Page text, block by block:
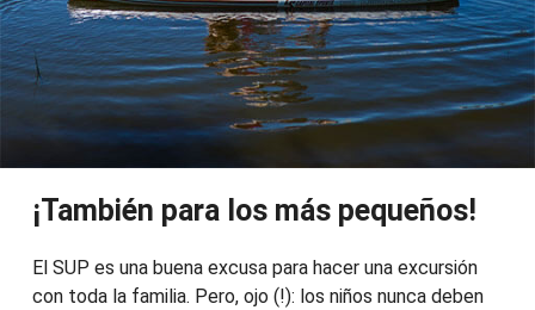
¡También para los más pequeños!
El SUP es una buena excusa para hacer una excursión
con toda la familia. Pero, ojo (!): los niños nunca deben